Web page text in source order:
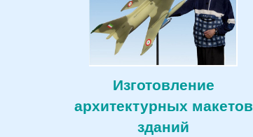
Изготовление
архитектурных макетов
зданий